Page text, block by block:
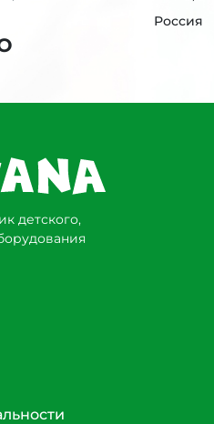
Россия
детского,